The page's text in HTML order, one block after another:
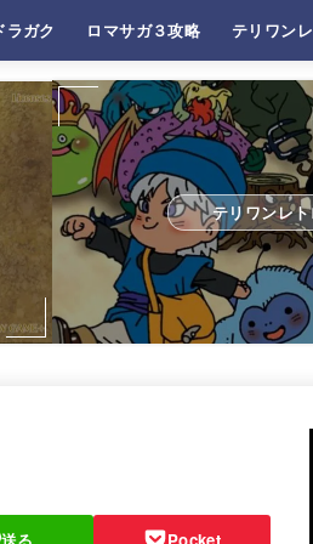
ラガク ロマサガ３攻略 テリワン
テリワンレ